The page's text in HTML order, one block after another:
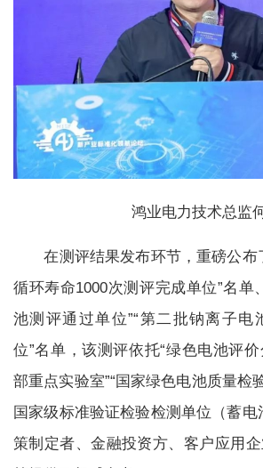
鸿业电力技术总监
在测评结果发布环节，重磅公布
循环寿命1000次测评完成单位”名单
池测评通过单位”“第二批钠离子电
位”名单，该测评依托“绿色电池评
部重点实验室”“国家绿色电池质量检
国家级标准验证检验检测单位（蓄电
策制定者、金融投资方、客户应用